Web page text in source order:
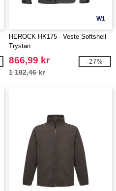
W1
HEROCK HK175 - Veste Softshell
Trystan
866,99 kr
1 182,46 kr
-27%